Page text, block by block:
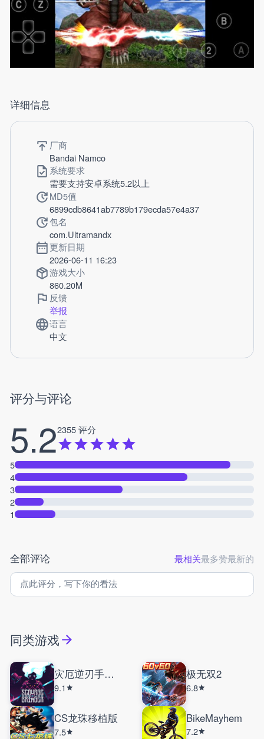
详细信息
厂商
Bandai Namco
系统要求
需要支持安卓系统5.2以上
MD5值
6899cdb8641ab7789b179ecda57e4a37
包名
com.Ultramandx
更新日期
2026-06-11 16:23
游戏大小
860.20M
反馈
举报
语言
中文
评分与评论
5.22355 评分
5
4
3
2
1
全部评论 最相关最多赞最新的
同类游戏
灾厄逆刃手机版
9.1
极无双2
6.8
CS龙珠移植版
7.5
BikeMayhem
7.2